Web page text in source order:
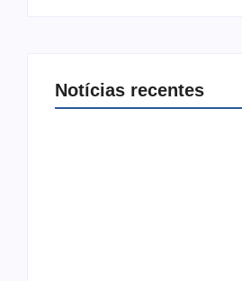
Notícias recentes